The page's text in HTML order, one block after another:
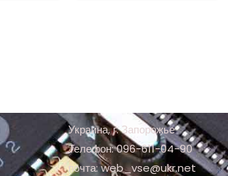
Украина, г. Запорожье
Телефон: 096-611-04-90
почта: web_vse@ukr.net